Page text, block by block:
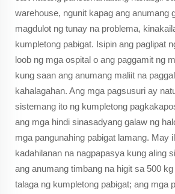
warehouse, ngunit kapag ang anumang
magdulot ng tunay na problema,
kumpletong pabigat. Isipin ang paglipat
loob ng mga ospital o ang paggamit ng
kung saan ang anumang maliit na
kahalagahan. Ang mga pagsusuri ay
sistemang ito ng kumpletong
ang mga hindi sinasadyang galaw ng
mga pangunahing pabigat lamang. May
kadahilanan na nagpapasya kung aling
ang anumang timbang na higit sa 500
talaga ng kumpletong pabigat; ang mga